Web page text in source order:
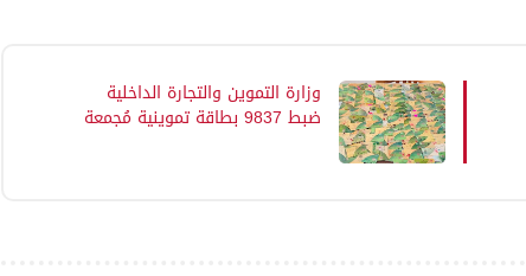
وزارة التموين والتجارة الداخلية
ضبط 9837 بطاقة تموينية مُجمعة